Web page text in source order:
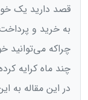
قصد دارید یک
به خرید و
چراکه می‌توانید
چند ماه کرایه
در این مقاله به